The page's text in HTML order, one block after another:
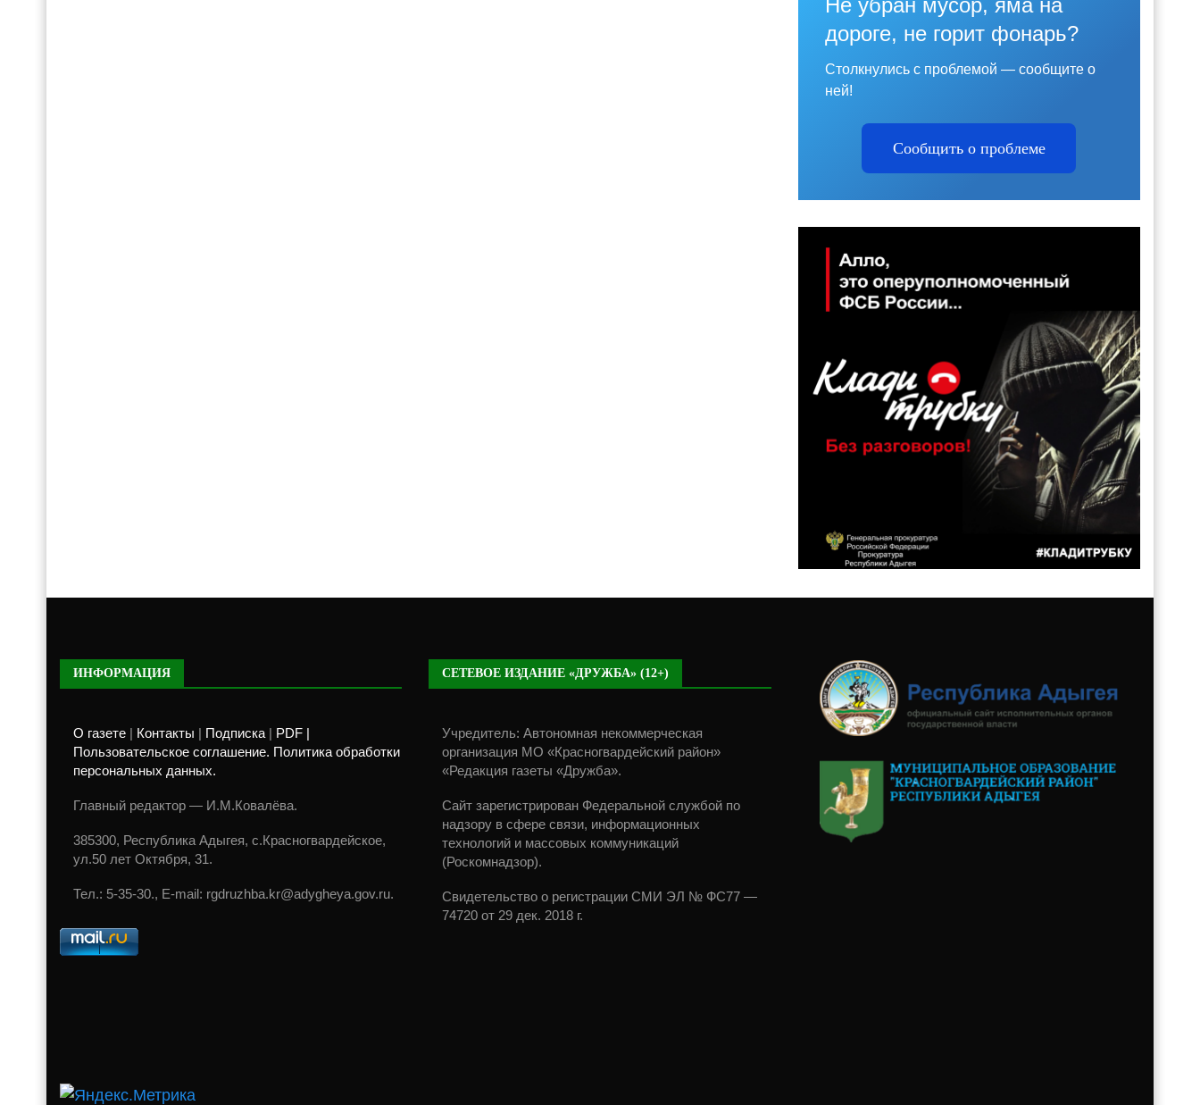
дороге, не горит фонарь?
Столкнулись с проблемой — сообщите о
ней!
Сообщить о проблеме
ИНФОРМАЦИЯ
О газете Контакты Подписка
PDF |
Пользовательское соглашение. Политика обработки
персональных данных.
Главный редактор — И.М.Ковалёва.
385300, Республика Адыгея, с.Красногвардейское,
ул.50 лет Октября, 31.
Тел.: 5-35-30., E-mail: rgdruzhba.kr@adygheya.gov.ru.
СЕТЕВОЕ ИЗДАНИЕ «ДРУЖБА» (12+)
Учредитель: Автономная некоммерческая
организация МО «Красногвардейский район»
«Редакция газеты «Дружба».
Сайт зарегистрирован Федеральной службой по
надзору в сфере связи, информационных
технологий и массовых коммуникаций
(Роскомнадзор).
Свидетельство о регистрации СМИ ЭЛ № ФС77 —
74720 от 29 дек. 2018 г.